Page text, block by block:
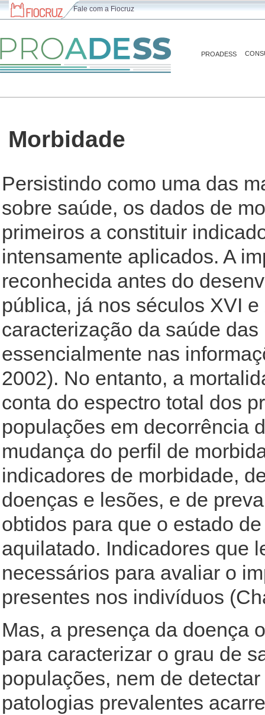
Fale com a Fiocruz
PROADESS
Morbidade
Persistindo como uma das
sobre saúde, os dados de
primeiros a constituir
intensamente aplicados. A
reconhecida antes do
pública, já nos séculos XVI
caracterização da saúde
essencialmente nas
2002). No entanto, a
conta do espectro total dos
populações em decorrência
mudança do perfil de
indicadores de morbidade,
doenças e lesões, e de
obtidos para que o estado
aquilatado. Indicadores que
necessários para avaliar o
presentes nos indivíduos
Mas, a presença da doença
para caracterizar o grau de
populações, nem de
patologias prevalentes